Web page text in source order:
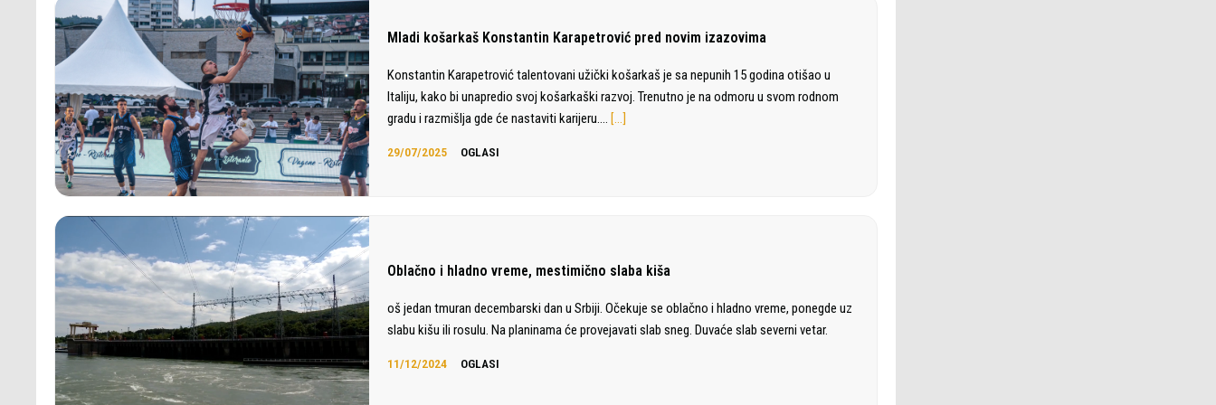
Mladi košarkaš Konstantin Karapetrović pred novim izazovima
Konstantin Karapetrović talentovani užički košarkaš je sa nepunih 15 godina otišao u
Italiju, kako bi unapredio svoj košarkaški razvoj. Trenutno je na odmoru u svom rodnom
gradu i razmišlja gde će nastaviti karijeru.… […]
29/07/2025 OGLASI
Oblačno i hladno vreme, mestimično slaba kiša
oš jedan tmuran decembarski dan u Srbiji. Očekuje se oblačno i hladno vreme, ponegde uz
slabu kišu ili rosulu. Na planinama će provejavati slab sneg. Duvaće slab severni vetar.
11/12/2024 OGLASI